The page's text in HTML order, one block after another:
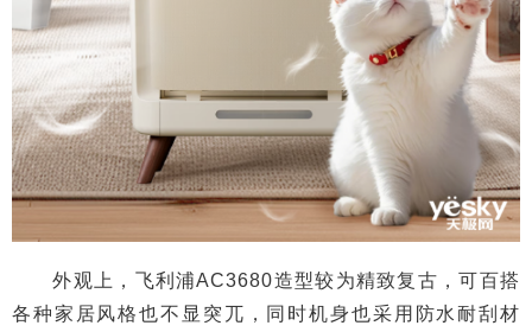
外观上，飞利浦AC3680造型较为精致复古，可百搭
各种家居风格也不显突兀，同时机身也采用防水耐刮材